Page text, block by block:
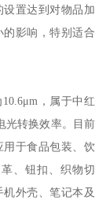
置达到对物品加
影响，特别适合
，属于中红
光转换效率。目前
用于食品包装、饮
、钮扣、织物切
外壳、笔记本及